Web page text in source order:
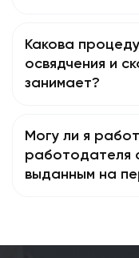
Какова
освядчения и
занимает?
Могу ли я
работодателя
выданным на